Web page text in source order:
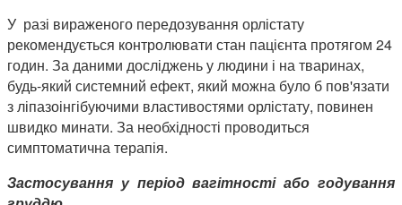
У разі вираженого передозування орлістату
рекомендується контролювати стан пацієнта протягом 24
годин. За даними досліджень у людини і на тваринах,
будь-який системний ефект, який можна було б пов'язати
з ліпазоінгібуючими властивостями орлістату, повинен
швидко минати. За необхідності проводиться
симптоматична терапія.
Застосування у період вагітності або годування